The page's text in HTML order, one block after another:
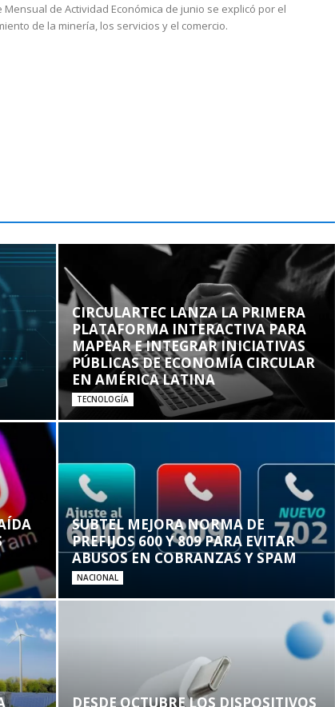
Mensual de Actividad Económica de junio se explicó por el
de la minería, los servicios y el comercio.
CIRCULARTEC LANZA LA PRIMERA
PLATAFORMA INTERACTIVA PARA
MAPEAR E INTEGRAR INICIATIVAS
PÚBLICAS DE ECONOMÍA CIRCULAR
EN AMÉRICA LATINA
TECNOLOGÍA
SUBTEL MEJORA NORMA DE
PREFIJOS 600 Y 809 PARA EVITAR
ABUSOS EN COBRANZAS Y SPAM
NACIONAL
DESDE OCTUBRE LOS DISPOSITIVOS